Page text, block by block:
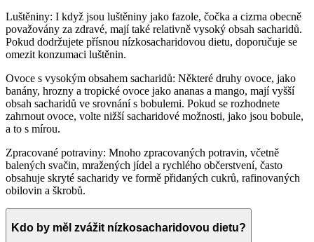
Luštěniny: I když jsou luštěniny jako fazole, čočka a cizrna obecně
považovány za zdravé, mají také relativně vysoký obsah sacharidů.
Pokud dodržujete přísnou nízkosacharidovou dietu, doporučuje se
omezit konzumaci luštěnin.
Ovoce s vysokým obsahem sacharidů: Některé druhy ovoce, jako
banány, hrozny a tropické ovoce jako ananas a mango, mají vyšší
obsah sacharidů ve srovnání s bobulemi. Pokud se rozhodnete
zahrnout ovoce, volte nižší sacharidové možnosti, jako jsou bobule,
a to s mírou.
Zpracované potraviny: Mnoho zpracovaných potravin, včetně
balených svačin, mražených jídel a rychlého občerstvení, často
obsahuje skryté sacharidy ve formě přidaných cukrů, rafinovaných
obilovin a škrobů.
Kdo by měl zvážit nízkosacharidovou dietu?